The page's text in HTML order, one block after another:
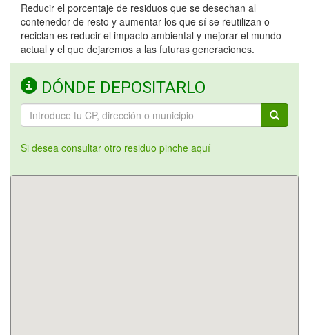
Reducir el porcentaje de residuos que se desechan al
contenedor de resto y aumentar los que sí se reutilizan o
reciclan es reducir el impacto ambiental y mejorar el mundo
actual y el que dejaremos a las futuras generaciones.
DÓNDE DEPOSITARLO
Si desea consultar otro residuo pinche aquí